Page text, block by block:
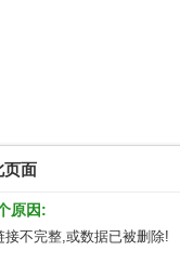
页面
原因:
不完整,或数据已被删除!